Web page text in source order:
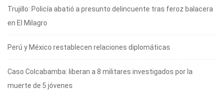
Trujillo: Policía abatió a presunto delincuente tras feroz balacera
en El Milagro
Perú y México restablecen relaciones diplomáticas
Caso Colcabamba: liberan a 8 militares investigados por la
muerte de 5 jóvenes